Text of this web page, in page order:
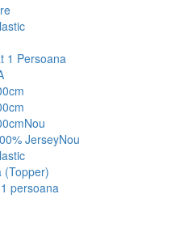
1 Persoana
Nou
JerseyNou
(Topper)
persoana